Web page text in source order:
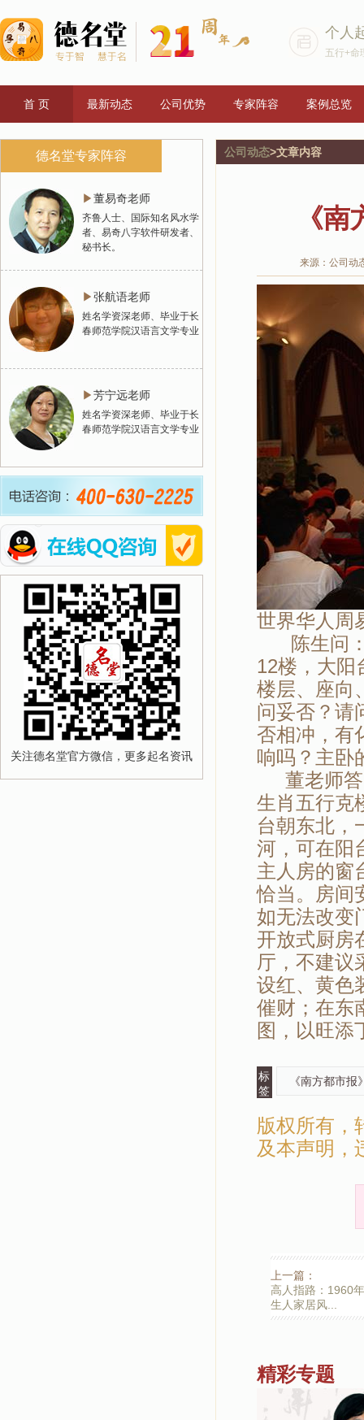
个人
五行+命
首 页 最新动态 公司优势 专家阵容 案例总览
德名堂专家阵容
▶董易奇老师
齐鲁人士、国际知名风水学
者、易奇八字软件研发者、
秘书长。
▶张航语老师
姓名学资深老师、毕业于长
春师范学院汉语言文学专业
▶芳宁远老师
姓名学资深老师、毕业于长
春师范学院汉语言文学专业
关注德名堂官方微信，更多起名资讯
公司动态>文章内容
《
来源：公司动
世界华人周
陈生问：
12楼，大阳
楼层、座向
问妥否？请
否相冲，有
响吗？主卧
董老师答
生肖五行克
台朝东北，
河，可在阳
主人房的窗
恰当。房间
如无法改变
开放式厨房
厅，不建议
设红、黄色
催财；在东
图，以旺添
标
签
《南方都市
版权所有，
及本声明，
上一篇：
高人指路：1960年
生人家居风...
精彩专题